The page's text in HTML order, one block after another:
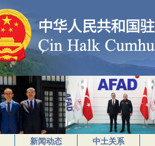
新闻动态 中土关系